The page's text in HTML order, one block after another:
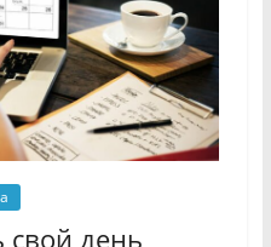
свой день